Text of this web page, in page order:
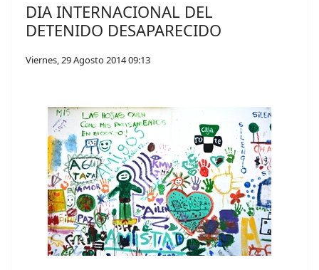
DIA INTERNACIONAL DEL
DETENIDO DESAPARECIDO
Viernes, 29 Agosto 2014 09:13